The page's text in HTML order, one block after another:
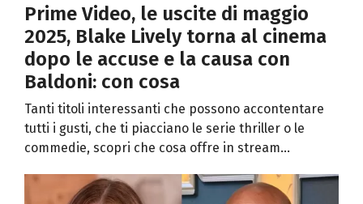
Prime Video, le uscite di maggio
2025, Blake Lively torna al cinema
dopo le accuse e la causa con
Baldoni: con cosa
Tanti titoli interessanti che possono accontentare
tutti i gusti, che ti piacciano le serie thriller o le
commedie, scopri che cosa offre in stream...